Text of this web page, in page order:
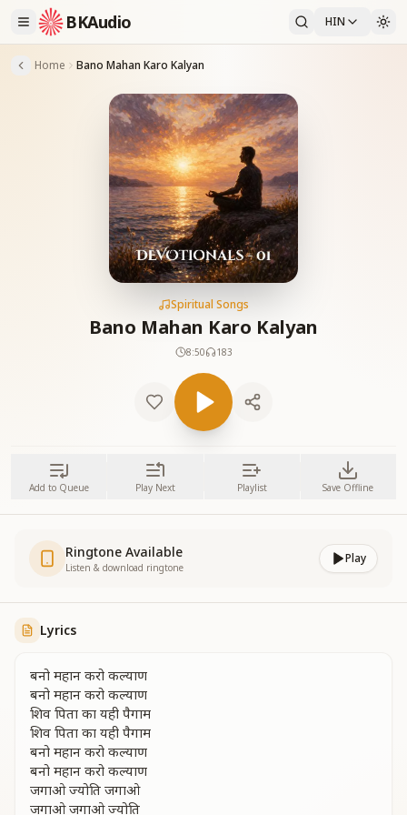
BKAudio HIN
Home Bano Mahan Karo Kalyan
Spiritual Songs
Bano Mahan Karo Kalyan
8:50 183
Add to Queue Play Next Playlist Save Offline
Ringtone Available
Listen & download ringtone
Play
Lyrics
बनो महान करो कल्याण
बनो महान करो कल्याण
शिव पिता का यही पैगाम
शिव पिता का यही पैगाम
बनो महान करो कल्याण
बनो महान करो कल्याण
जगाओ ज्योति जगाओ
जगाओ जगाओ ज्योति